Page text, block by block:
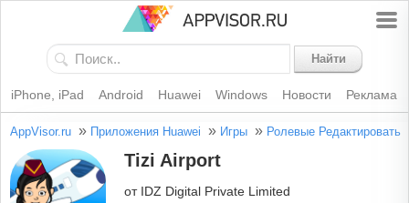
Найти
iPhone, iPad Android Huawei Windows Новости Реклама
AppVisor.ru » Приложения Huawei » Игры » Ролевые Редактировать
Tizi Airport
от IDZ Digital Private Limited